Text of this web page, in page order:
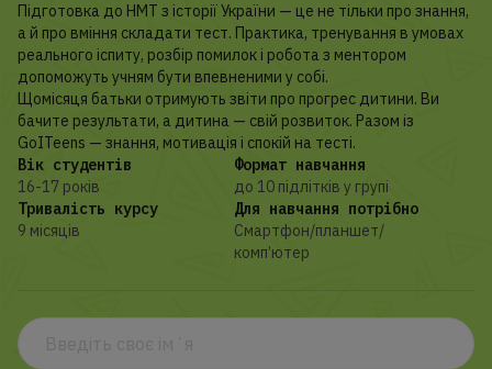
Підготовка до НМТ з історії України — це не тільки про знання,
а й про вміння складати тест. Практика, тренування в умовах
реального іспиту, розбір помилок і робота з ментором
допоможуть учням бути впевненими у собі.
Щомісяця батьки отримують звіти про прогрес дитини. Ви
бачите результати, а дитина — свій розвиток. Разом із
GoITeens — знання, мотивація і спокій на тесті.
Вік студентів
16-17 років
Формат навчання
до 10 підлітків у групі
Тривалість курсу
9 місяців
Для навчання потрібно
Смартфон/планшет/
комп’ютер